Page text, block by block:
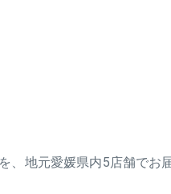
地元愛媛県内5店舗でお